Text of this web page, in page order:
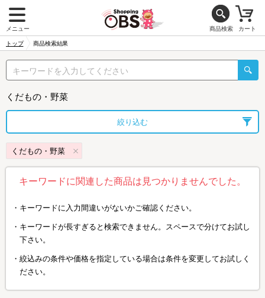
メニュー 商品検索 カート
トップ 商品検索結果
くだもの・野菜
絞り込む
くだもの・野菜
キーワードに関連した商品は見つかりませんでした。
キーワードに入力間違いがないかご確認ください。
キーワードが長すぎると検索できません。スペースで分けてお試し
下さい。
絞込みの条件や価格を指定している場合は条件を変更してお試しく
ださい。